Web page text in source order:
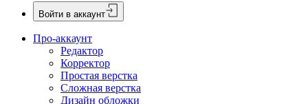
Войти в аккаунт
Про-аккаунт
Редактор
Корректор
Простая верстка
Сложная верстка
Дизайн обложки